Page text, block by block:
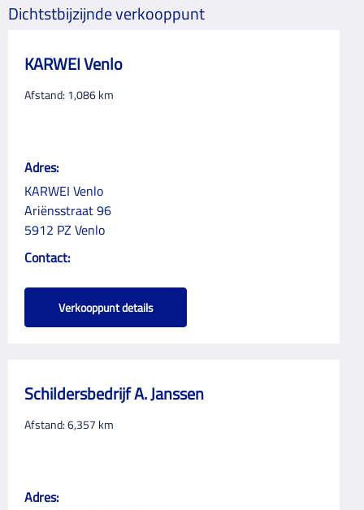
Dichtstbijzijnde verkooppunt
KARWEI Venlo
Afstand: 1,086km
Adres:
KARWEI Venlo
Ariënsstraat 96
5912 PZ Venlo
Contact:
Verkooppunt details
Schildersbedrijf A. Janssen
Afstand:6,357 km
Adres: